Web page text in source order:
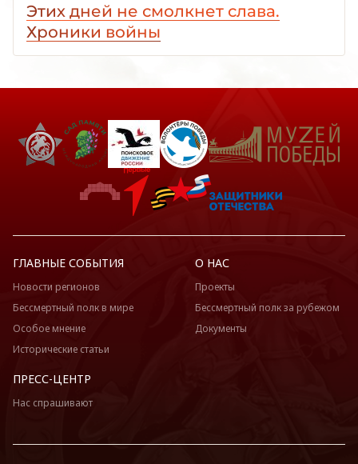
Этих дней не смолкнет слава.
Хроники войны
ГЛАВНЫЕ СОБЫТИЯ
Новости регионов
Бессмертный полк в мире
Особое мнение
Исторические статьи
О НАС
Проекты
Бессмертный полк за рубежом
Документы
ПРЕСС-ЦЕНТР
Нас спрашивают